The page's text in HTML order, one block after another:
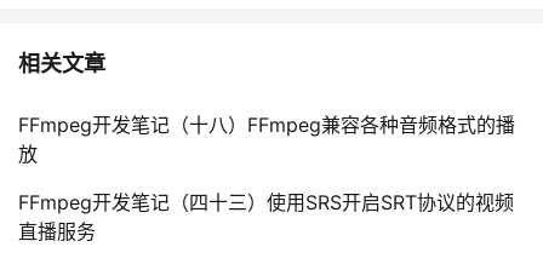
相关文章
FFmpeg开发笔记（十八）FFmpeg兼容各种音频格式的播
放
FFmpeg开发笔记（四十三）使用SRS开启SRT协议的视频
直播服务